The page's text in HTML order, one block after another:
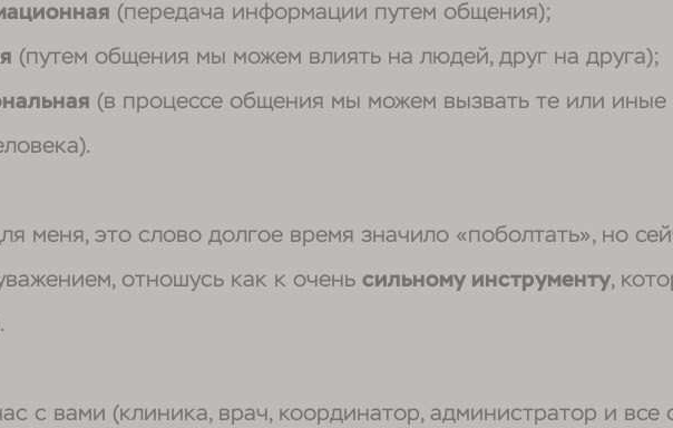
(передача информации путем общения);
(путем общения мы можем влиять на людей, друг на друга);
(в процессе общения мы можем вызвать те или иные
меня, это слово долгое время значило «поболтать», но
отношусь как к очень сильному инструменту,
с вами (клиника, врач, координатор, администратор и все